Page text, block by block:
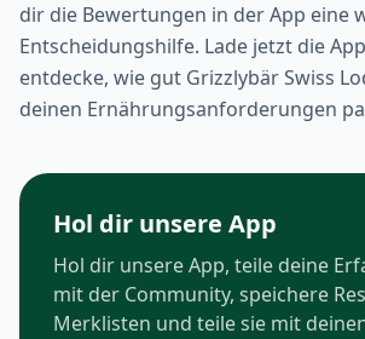
dir die Bewertungen in der App eine
Entscheidungshilfe. Lade jetzt die
entdecke, wie gut Grizzlybär Swiss
deinen Ernährungsanforderungen
Hol dir unsere App
Hol dir unsere App, teile deine
mit der Community, speichere
Merklisten und teile sie mit